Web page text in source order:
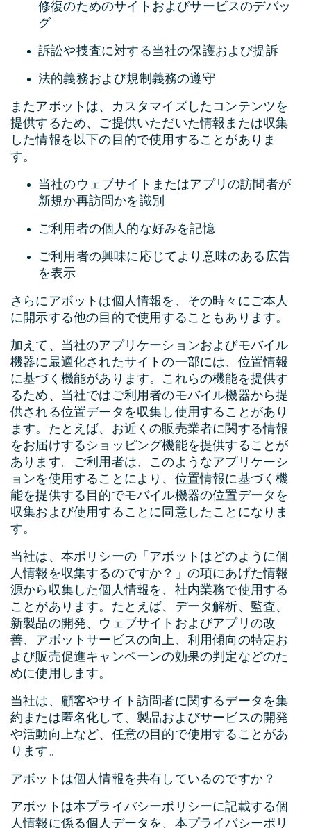
修復のためのサイトおよびサービスのデバッ
グ
訴訟や捜査に対する当社の保護および提訴
法的義務および規制義務の遵守
またアボットは、カスタマイズしたコンテンツを
提供するため、ご提供いただいた情報または収集
した情報を以下の目的で使用することがありま
す。
当社のウェブサイトまたはアプリの訪問者が
新規か再訪問かを識別
ご利用者の個人的な好みを記憶
ご利用者の興味に応じてより意味のある広告
を表示
さらにアボットは個人情報を、その時々にご本人
に開示する他の目的で使用することもあります。
加えて、当社のアプリケーションおよびモバイル
機器に最適化されたサイトの一部には、位置情報
に基づく機能があります。これらの機能を提供す
るため、当社ではご利用者のモバイル機器から提
供される位置データを収集し使用することがあり
ます。たとえば、お近くの販売業者に関する情報
をお届けするショッピング機能を提供することが
あります。ご利用者は、このようなアプリケーシ
ョンを使用することにより、位置情報に基づく機
能を提供する目的でモバイル機器の位置データを
収集および使用することに同意したことになりま
す。
当社は、本ポリシーの「アボットはどのように個
人情報を収集するのですか？」の項にあげた情報
源から収集した個人情報を、社内業務で使用する
ことがあります。たとえば、データ解析、監査、
新製品の開発、ウェブサイトおよびアプリの改
善、アボットサービスの向上、利用傾向の特定お
よび販売促進キャンペーンの効果の判定などのた
めに使用します。
当社は、顧客やサイト訪問者に関するデータを集
約または匿名化して、製品およびサービスの開発
や活動向上など、任意の目的で使用することがあ
ります。
アボットは個人情報を共有しているのですか？
アボットは本プライバシーポリシーに記載する個
人情報に係る個人データを、本プライバシーポリ